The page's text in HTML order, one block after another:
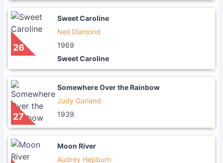
26
Sweet Caroline
Neil Diamond
1969
Sweet Caroline
27
Somewhere Over the Rainbow
Judy Garland
1939
Moon River
Audrey Hepburn